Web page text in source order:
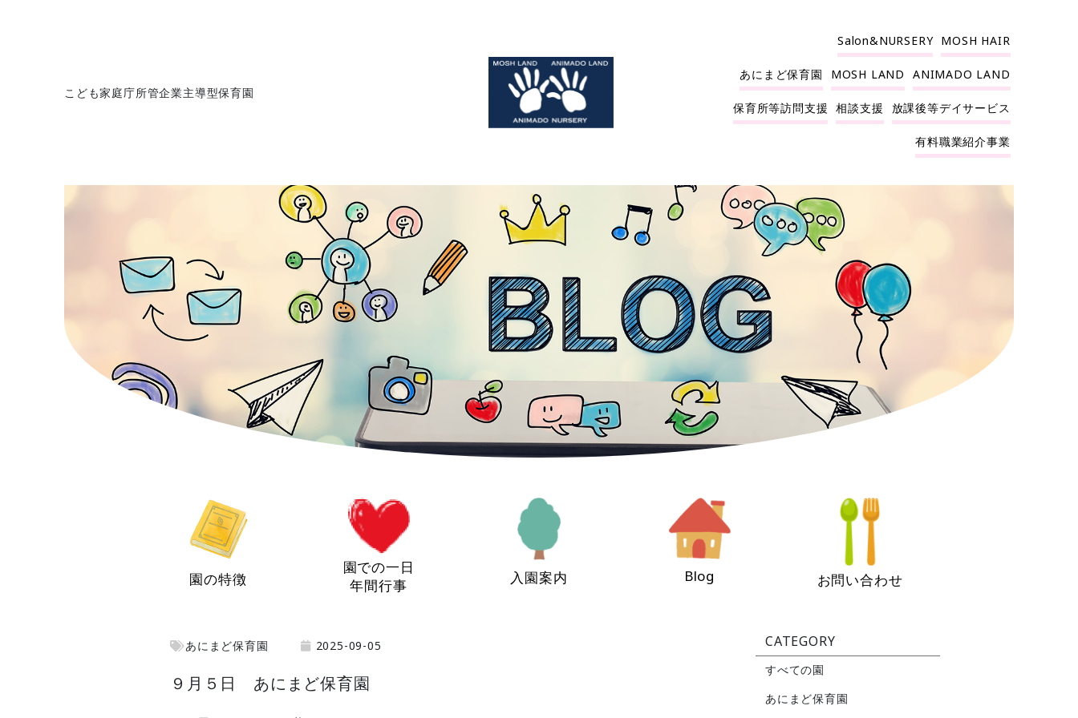
こども家庭庁所管企業主導型保育園
Salon&NURSERY MOSH HAIR
あにまど保育園 MOSH LAND ANIMADO LAND
保育所等訪問支援 相談支援 放課後等デイサービス
有料職業紹介事業
園の特徴
園での一日
年間行事
入園案内 Blog お問い合わせ
あにまど保育園 2025-09-05
９月５日 あにまど保育園
CATEGORY
すべての園
あにまど保育園